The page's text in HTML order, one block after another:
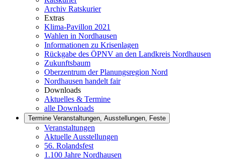
Archiv Ratskurier
Extras
Klima-Pavillon 2021
Wahlen in Nordhausen
Informationen zu Krisenlagen
Rückgabe des ÖPNV an den Landkreis Nordhausen
Zukunftsbaum
Oberzentrum der Planungsregion Nord
Nordhausen handelt fair
Downloads
Aktuelles & Termine
alle Downloads
Termine Veranstaltungen, Ausstellungen, Feste
Veranstaltungen
Aktuelle Ausstellungen
56. Rolandsfest
1.100 Jahre Nordhausen